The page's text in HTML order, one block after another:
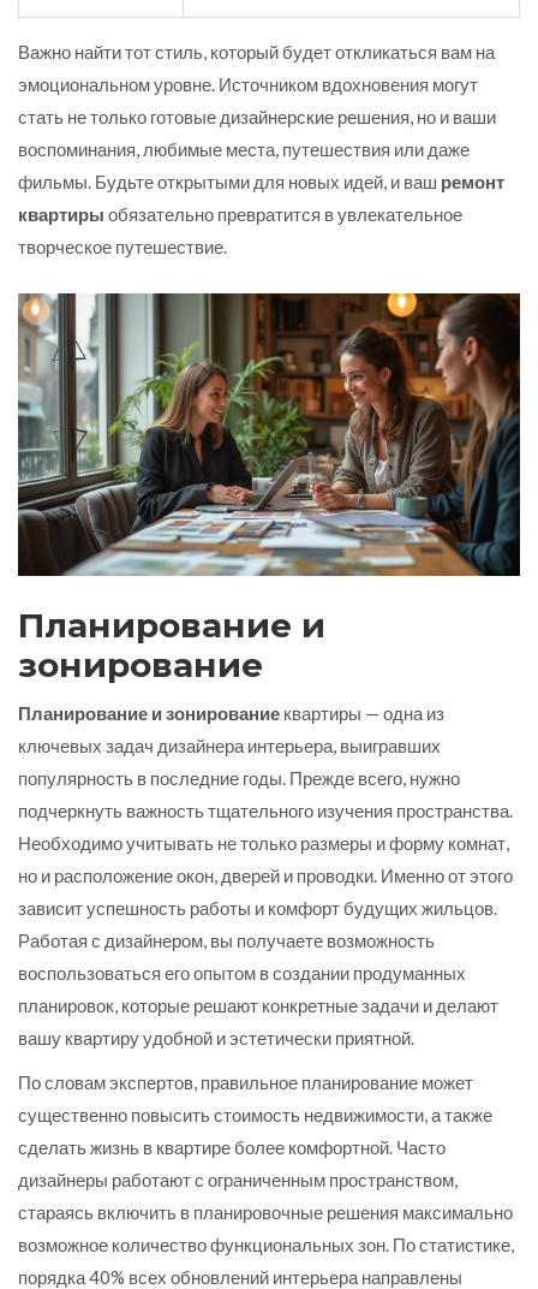
Важно найти тот стиль, который будет откликаться вам на
эмоциональном уровне. Источником вдохновения могут
стать не только готовые дизайнерские решения, но и ваши
воспоминания, любимые места, путешествия или даже
фильмы. Будьте открытыми для новых идей, и ваш ремонт
квартиры обязательно превратится в увлекательное
творческое путешествие.
Планирование и
зонирование
Планирование и зонирование квартиры — одна из
ключевых задач дизайнера интерьера, выигравших
популярность в последние годы. Прежде всего, нужно
подчеркнуть важность тщательного изучения пространства.
Необходимо учитывать не только размеры и форму комнат,
но и расположение окон, дверей и проводки. Именно от этого
зависит успешность работы и комфорт будущих жильцов.
Работая с дизайнером, вы получаете возможность
воспользоваться его опытом в создании продуманных
планировок, которые решают конкретные задачи и делают
вашу квартиру удобной и эстетически приятной.
По словам экспертов, правильное планирование может
существенно повысить стоимость недвижимости, а также
сделать жизнь в квартире более комфортной. Часто
дизайнеры работают с ограниченным пространством,
стараясь включить в планировочные решения максимально
возможное количество функциональных зон. По статистике,
порядка 40% всех обновлений интерьера направлены